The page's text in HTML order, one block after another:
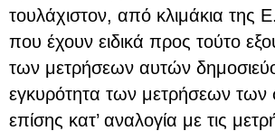
τουλάχιστον, από κλιμάκια
που έχουν ειδικά προς τούτο
των μετρήσεων αυτών
εγκυρότητα των μετρήσεων των
επίσης κατ’ αναλογία με τις